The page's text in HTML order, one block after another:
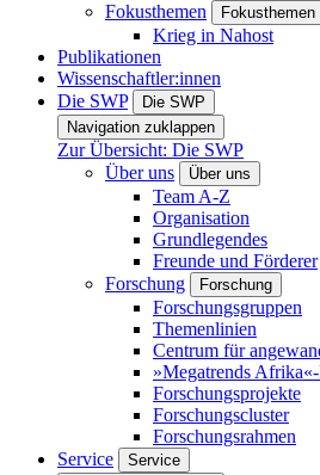
Fokusthemen
Fokusthemen
Krieg in Nahost
Publikationen
Wissenschaftler:innen
Die SWP
Die SWP
Navigation zuklappen
Zur Übersicht: Die SWP
Über uns
Über uns
Team A-Z
Organisation
Grundlegendes
Freunde und Förderer
Forschung
Forschung
Forschungsgruppen
Themenlinien
Centrum für
»Megatrends
Forschungsprojekte
Forschungscluster
Forschungsrahmen
Service
Service